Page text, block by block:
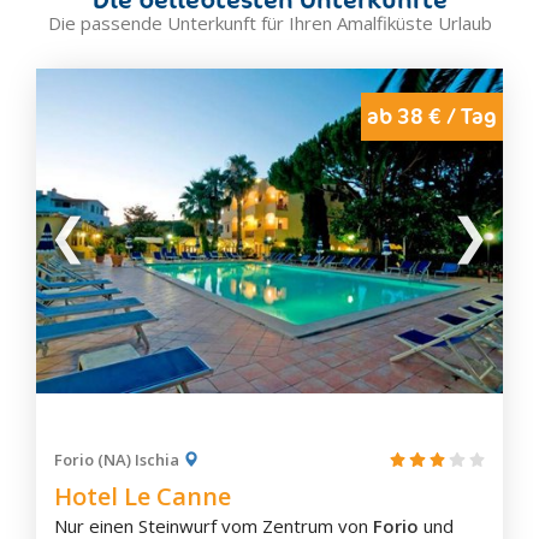
Die passende Unterkunft für Ihren Amalfiküste Urlaub
ab 38 € / Tag
Forio (NA) Ischia
Hotel Le Canne
Nur einen Steinwurf vom Zentrum von Forio und